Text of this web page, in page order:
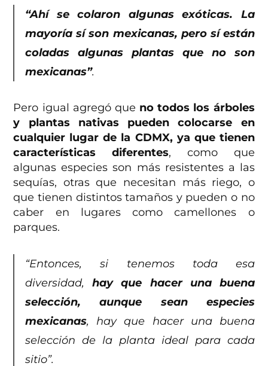
“Ahí se colaron algunas exóticas. La
mayoría sí son mexicanas, pero sí están
coladas algunas plantas que no son
mexicanas”.
Pero igual agregó que no todos los árboles
y plantas nativas pueden colocarse en
cualquier lugar de la CDMX, ya que tienen
características diferentes, como que
algunas especies son más resistentes a las
sequías, otras que necesitan más riego, o
que tienen distintos tamaños y pueden o no
caber en lugares como camellones o
parques.
“Entonces, si tenemos toda esa
diversidad,hay que hacer una buena
selección, aunque sean especies
mexicanas, hay que hacer una buena
selección de la planta ideal para cada
sitio”.